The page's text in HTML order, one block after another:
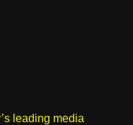
leading media